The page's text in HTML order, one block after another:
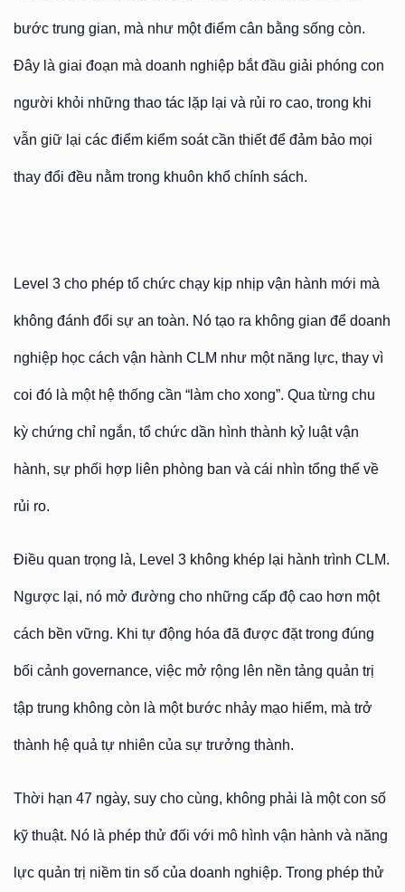
bước trung gian, mà như một điểm cân bằng sống còn.
Đây là giai đoạn mà doanh nghiệp bắt đầu giải phóng con
người khỏi những thao tác lặp lại và rủi ro cao, trong khi
vẫn giữ lại các điểm kiểm soát cần thiết để đảm bảo mọi
thay đổi đều nằm trong khuôn khổ chính sách.
Level 3 cho phép tổ chức chạy kịp nhịp vận hành mới mà
không đánh đổi sự an toàn. Nó tạo ra không gian để doanh
nghiệp học cách vận hành CLM như một năng lực, thay vì
coi đó là một hệ thống cần “làm cho xong”. Qua từng chu
kỳ chứng chỉ ngắn, tổ chức dần hình thành kỷ luật vận
hành, sự phối hợp liên phòng ban và cái nhìn tổng thể về
rủi ro.
Điều quan trọng là, Level 3 không khép lại hành trình CLM.
Ngược lại, nó mở đường cho những cấp độ cao hơn một
cách bền vững. Khi tự động hóa đã được đặt trong đúng
bối cảnh governance, việc mở rộng lên nền tảng quản trị
tập trung không còn là một bước nhảy mạo hiểm, mà trở
thành hệ quả tự nhiên của sự trưởng thành.
Thời hạn 47 ngày, suy cho cùng, không phải là một con số
kỹ thuật. Nó là phép thử đối với mô hình vận hành và năng
lực quản trị niềm tin số của doanh nghiệp. Trong phép thử